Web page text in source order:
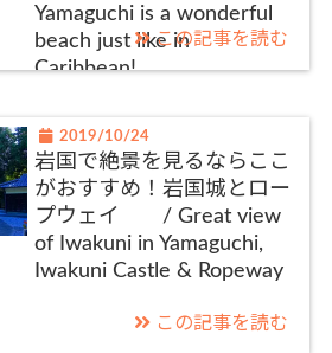
Yamaguchi is a wonderful
beach just like in
Caribbean!
この記事を読む
2019/10/24
岩国で絶景を見るならここ
がおすすめ！岩国城とロー
プウェイ / Great view
of Iwakuni in Yamaguchi,
Iwakuni Castle & Ropeway
この記事を読む